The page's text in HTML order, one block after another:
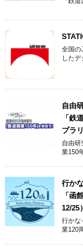
全国の
した
自由
「鉄
プラ
自由研
業150
行か
「函
12/25）
行かな
業120